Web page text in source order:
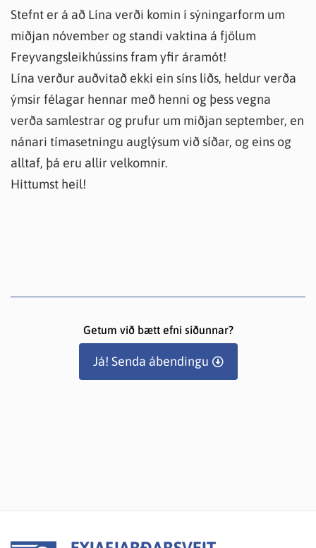
Stefnt er á að Lína verði komin í sýningarform um
miðjan nóvember og standi vaktina á fjölum
Freyvangsleikhússins fram yfir áramót!
Lína verður auðvitað ekki ein síns liðs, heldur verða
ýmsir félagar hennar með henni og þess vegna
verða samlestrar og prufur um miðjan september, en
nánari tímasetningu auglýsum við síðar, og eins og
alltaf, þá eru allir velkomnir.
Hittumst heil!
Getum við bætt efni síðunnar?
Já! Senda ábendingu